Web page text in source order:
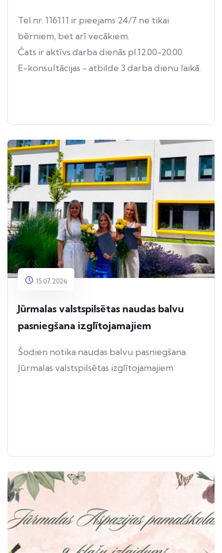
Tel.nr. 116111 ir pieejams 24/7 ne tikai
bērniem, bet arī vecākiem.
Čats ir aktīvs darba dienās pl.12.00-20.00.
E-konsultācijas - atbilde 3 darba dienu laikā.
15.07.2026
Jūrmalas valstspilsētas naudas balvu
pasniegšana izglītojamajiem
Šodien notika naudas balvu pasniegšana
Jūrmalas valstspilsētas izglītojamajiem